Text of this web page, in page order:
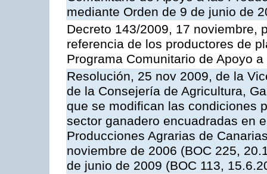
mediante Orden de 9 de junio de
Decreto 143/2009, 17 noviembre,
referencia de los productores de
Programa Comunitario de Apoyo
Resolución, 25 nov 2009, de la
de la Consejería de Agricultura,
que se modifican las condiciones
sector ganadero encuadradas en
Producciones Agrarias de
noviembre de 2006 (BOC 225,
de junio de 2009 (BOC 113,